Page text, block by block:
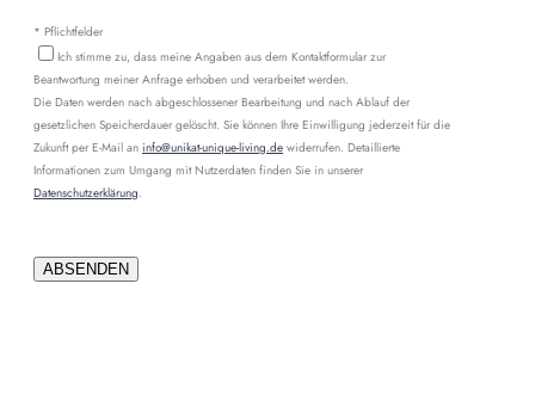
* Pflichtfelder
Ich stimme zu, dass meine Angaben aus dem Kontaktformular zur
Beantwortung meiner Anfrage erhoben und verarbeitet werden.
Die Daten werden nach abgeschlossener Bearbeitung und nach Ablauf der
gesetzlichen Speicherdauer gelöscht. Sie können Ihre Einwilligung jederzeit für die
Zukunft per E-Mail an info@unikat-unique-living.de widerrufen. Detaillierte
Informationen zum Umgang mit Nutzerdaten finden Sie in unserer
Datenschutzerklärung.